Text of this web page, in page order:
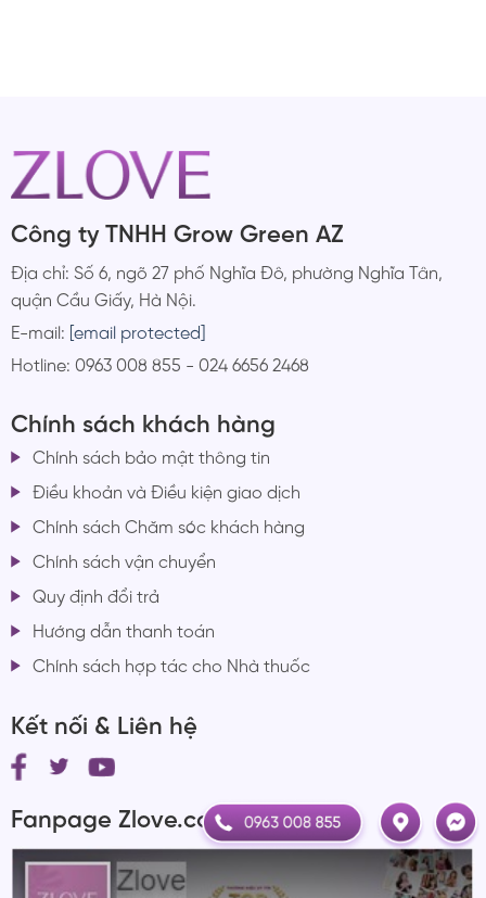
Công ty TNHH Grow Green AZ
Địa chỉ: Số 6, ngõ 27 phố Nghĩa Đô, phường Nghĩa Tân,
quận Cầu Giấy, Hà Nội.
E-mail: [email protected]
Hotline: 0963 008 855 - 024 6656 2468
Chính sách khách hàng
Chính sách bảo mật thông tin
Điều khoản và Điều kiện giao dịch
Chính sách Chăm sóc khách hàng
Chính sách vận chuyển
Quy định đổi trả
Hướng dẫn thanh toán
Chính sách hợp tác cho Nhà thuốc
Kết nối & Liên hệ
Fanpage Zlove.com.vn